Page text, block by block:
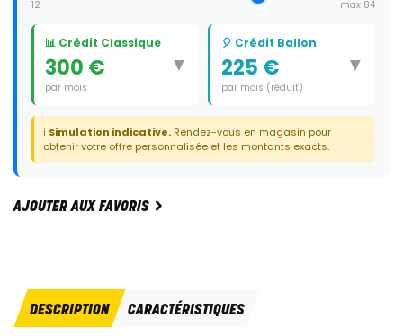
12 max 84
📊 Crédit Classique
300 €
par mois
▼
Durée: 60 mois
🎈 Crédit Ballon
225 €
par mois (réduit)
▼
Durée:
59 mois
Dernier paiement: 5 425 €
ℹ️ Simulation indicative. Rendez-vous en magasin pour
obtenir votre offre personnalisée et les montants exacts.
AJOUTER AUX FAVORIS
DESCRIPTION CARACTÉRISTIQUES